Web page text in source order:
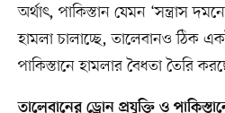
অর্থাৎ, পাকিস্তান যেমন ‘সন্ত্রাস
হামলা চালাচ্ছে, তালেবানও ঠিক
পাকিস্তানে হামলার বৈধতা তৈরি
তালেবানের ড্রোন প্রযুক্তি ও